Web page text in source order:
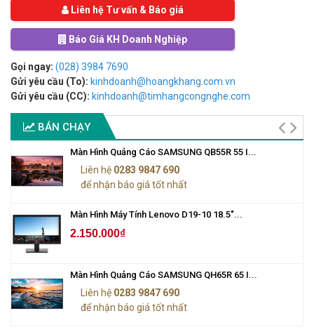
Liên hệ Tư vấn & Báo giá
Báo Giá KH Doanh Nghiệp
Gọi ngay: (028) 3984 7690
Gửi yêu cầu (To): kinhdoanh@hoangkhang.com.vn
Gửi yêu cầu (CC): kinhdoanh@timhangcongnghe.com
BÁN CHẠY
Màn Hình Quảng Cáo SAMSUNG QB55R 55 I...
Liên hệ 0283 9847 690
để nhận báo giá tốt nhất
Màn Hình Máy Tính Lenovo D19-10 18.5"...
2.150.000₫
Màn Hình Quảng Cáo SAMSUNG QH65R 65 I...
Liên hệ 0283 9847 690
để nhận báo giá tốt nhất